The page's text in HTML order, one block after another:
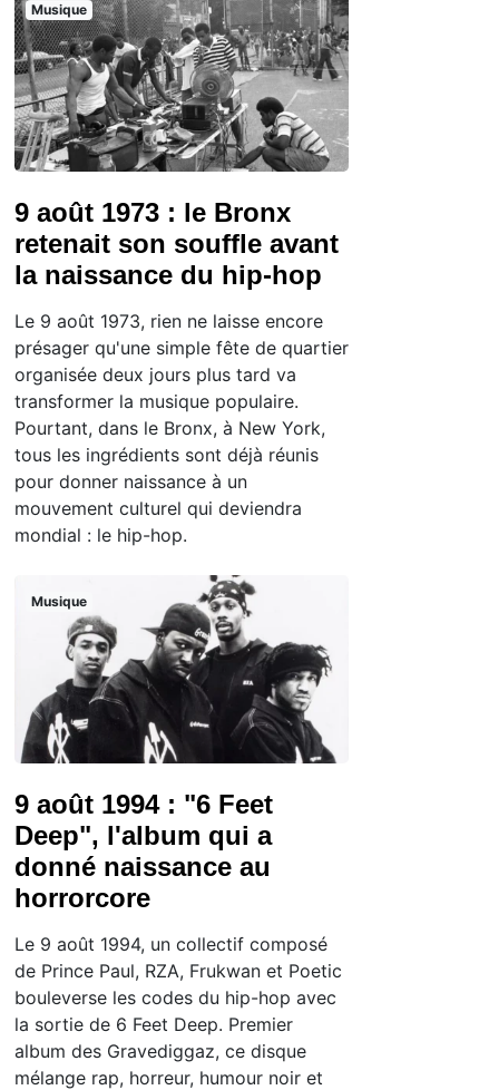
Musique
9 août 1973 : le Bronx
retenait son souffle avant
la naissance du hip-hop
Le 9 août 1973, rien ne laisse encore
présager qu'une simple fête de quartier
organisée deux jours plus tard va
transformer la musique populaire.
Pourtant, dans le Bronx, à New York,
tous les ingrédients sont déjà réunis
pour donner naissance à un
mouvement culturel qui deviendra
mondial : le hip-hop.
Musique
9 août 1994 : "6 Feet
Deep", l'album qui a
donné naissance au
horrorcore
Le 9 août 1994, un collectif composé
de Prince Paul, RZA, Frukwan et Poetic
bouleverse les codes du hip-hop avec
la sortie de 6 Feet Deep. Premier
album des Gravediggaz, ce disque
mélange rap, horreur, humour noir et